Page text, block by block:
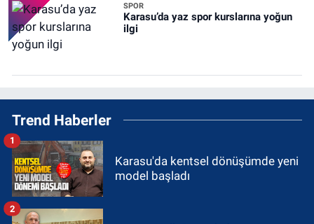
SPOR
Karasu’da yaz spor kurslarına yoğun
ilgi
Trend Haberler
Karasu'da kentsel dönüşümde yeni
model başladı
1
2